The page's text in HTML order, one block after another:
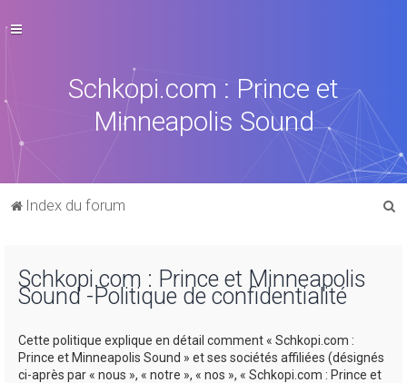
Schkopi.com : Prince et
Minneapolis Sound
Index du forum
Schkopi.com : Prince et Minneapolis
Sound -Politique de confidentialité
Cette politique explique en détail comment « Schkopi.com :
Prince et Minneapolis Sound » et ses sociétés affiliées (désignés
ci-après par « nous », « notre », « nos », « Schkopi.com : Prince et